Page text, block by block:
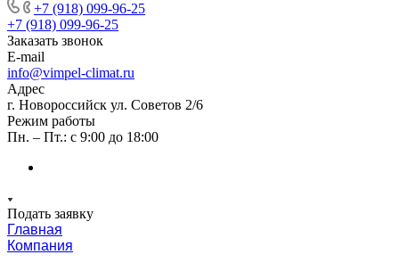
+7 (918) 099-96-25
+7 (918) 099-96-25
Заказать звонок
E-mail
info@vimpel-climat.ru
Адрес
г. Новороссийск ул. Советов 2/6
Режим работы
Пн. – Пт.: с 9:00 до 18:00
Подать заявку
Главная
Компания